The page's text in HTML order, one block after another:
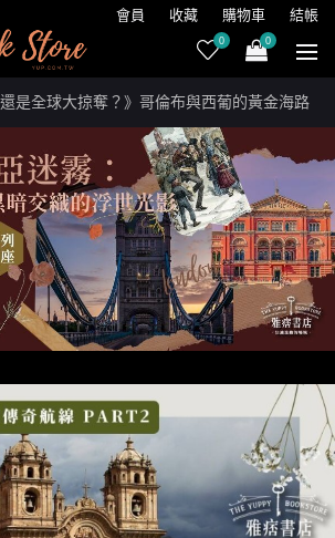
會員 收藏 購物車 結帳
0 0
還是全球大掠奪？》哥倫布與西葡的黃金海路